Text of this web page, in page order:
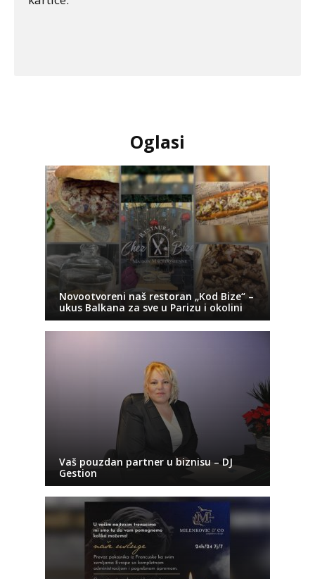
Oglasi
Novootvoreni naš restoran „Kod Bize“ –
ukus Balkana za sve u Parizu i okolini
Vaš pouzdan partner u biznisu – DJ
Gestion